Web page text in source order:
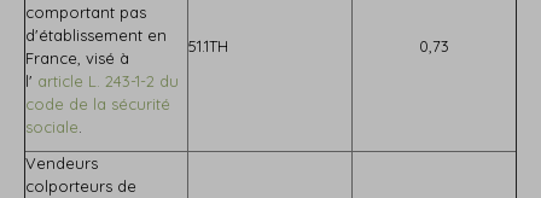
comportant pas
d'établissement en
France, visé à
l' article L. 243-1-2 du
code de la sécurité
sociale
51.1TH 0,73
Vendeurs
colporteurs de